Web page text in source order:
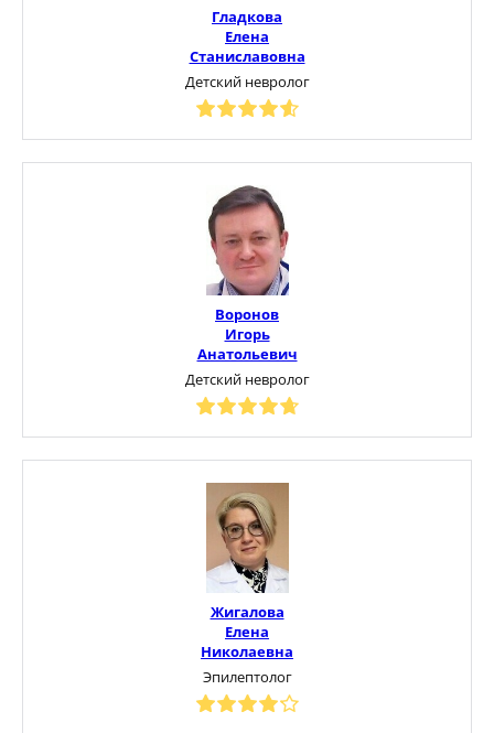
Гладкова
Елена
Станиславовна
Детский невролог
Воронов
Игорь
Анатольевич
Детский невролог
Жигалова
Елена
Николаевна
Эпилептолог